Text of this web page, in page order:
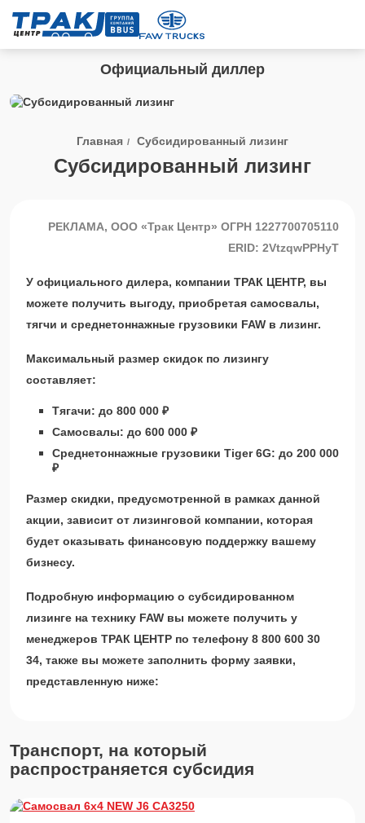
Официальный диллер
Главная Субсидированный лизинг
Субсидированный лизинг
РЕКЛАМА, ООО «Трак Центр» ОГРН 1227700705110
ERID: 2VtzqwPPHyT
У официального дилера, компании ТРАК ЦЕНТР, вы
можете получить выгоду, приобретая самосвалы,
тягчи и среднетоннажные грузовики FAW в лизинг.
Максимальный размер скидок по лизингу
составляет:
Тягачи: до 800 000 ₽
Самосвалы: до 600 000 ₽
Среднетоннажные грузовики Tiger 6G: до 200 000
₽
Размер скидки, предусмотренной в рамках данной
акции, зависит от лизинговой компании, которая
будет оказывать финансовую поддержку вашему
бизнесу.
Подробную информацию о субсидированном
лизинге на технику FAW вы можете получить у
менеджеров ТРАК ЦЕНТР по телефону 8 800 600 30
34, также вы можете заполнить форму заявки,
представленную ниже:
Транспорт, на который
распространяется субсидия